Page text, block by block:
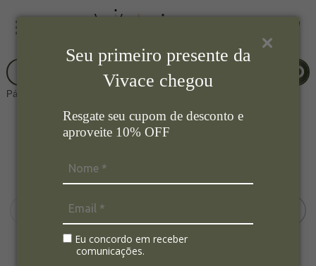
Seu primeiro presente da
Vivace chegou
Resgate seu cupom de desconto e
aproveite 10% OFF
Eu concordo em receber
comunicações.
Página Inicial Prato Sobremesa